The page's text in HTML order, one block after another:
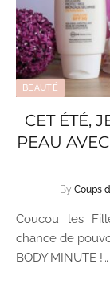
BEAUTÉ
CET ÉTÉ,
PEAU
By Coups
Coucou les
chance de
BODY’MINUTE !…